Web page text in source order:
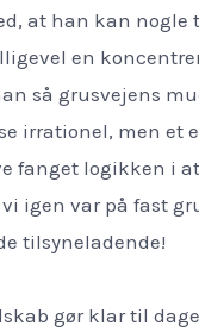
at han kan nogle
en
så grusvejens
irrationel, men et
fanget logikken i
igen var på fast
tilsyneladende!
gør klar til